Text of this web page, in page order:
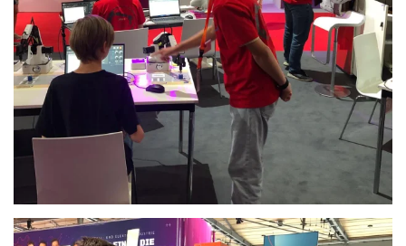
Anschauen....